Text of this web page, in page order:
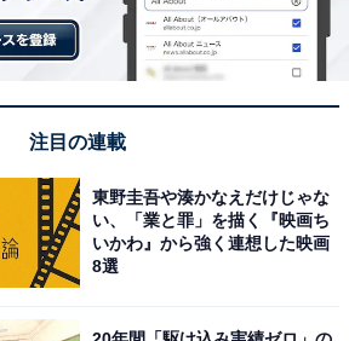
注目の連載
東野圭吾や湊かなえだけじゃな
い、「業と罪」を描く『映画ち
いかわ』から強く連想した映画
8選